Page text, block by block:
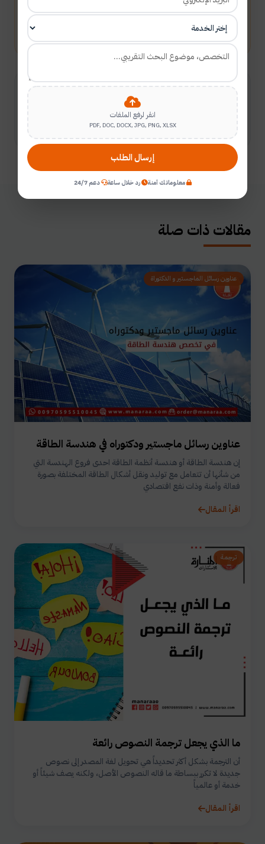
شارك المقال
مقالات ذات صلة
عناوين رسائل الماجستير و الدكتوراة
عناوين رسائل ماجستير ودكتوراه في هندسة الطاقة
إن هندسة الطاقة أو هندسة أنظمة الطاقة احدى فروع الهندسة التي
من شأنها أن تتعامل مع توليد ونقل أشكال الطاقة المختلفة بصورة
فعالة وأمنة وذات نفع اقتصادي
اقرأ المقال
ترجمة
ما الذي يجعل ترجمة النصوص رائعة
أن الترجمة بشكل أكثر تحديداً هي تحويل لغة المصدر إلى نصوص
جديدة لا تكرر ببساطة ما قاله النصوص الأصل، ولكنه يصف شيئاً أو
خدمة أو عالمياً
اقرأ المقال
انقر لرفع الملفات
PDF, DOC, DOCX, JPG, PNG, XLSX
إرسال الطلب
معلوماتك آمنة رد خلال ساعة دعم 24/7